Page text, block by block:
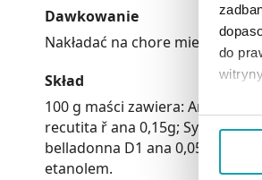
do
Jeżeli
Dawkowanie
Nakładać na chore miejsca
Skład
100 g maści zawiera: Arnica
recutita ř ana 0,15g;
belladonna D1 ana 0,05 g;
etanolem.